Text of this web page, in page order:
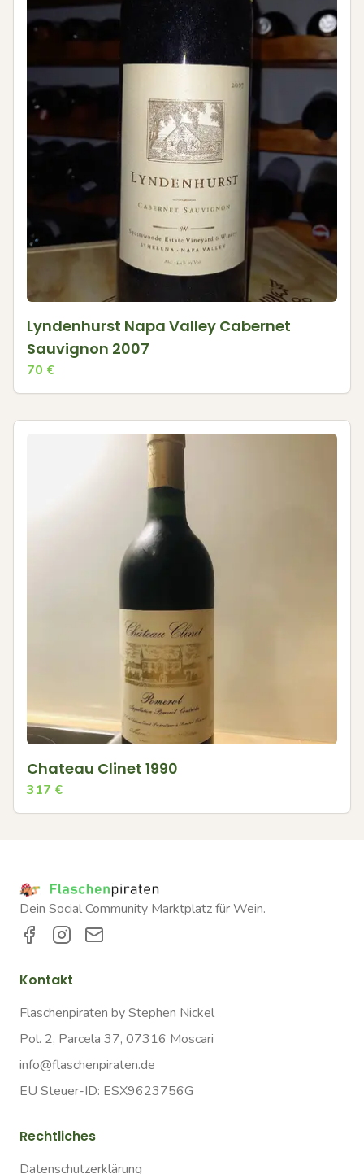
Lyndenhurst Napa Valley Cabernet
Sauvignon 2007
70 €
Chateau Clinet 1990
317 €
Dein Social Community Marktplatz für Wein.
Kontakt
Flaschenpiraten by Stephen Nickel
Pol. 2, Parcela 37, 07316 Moscari
info@flaschenpiraten.de
EU Steuer-ID: ESX9623756G
Rechtliches
Datenschutzerklärung